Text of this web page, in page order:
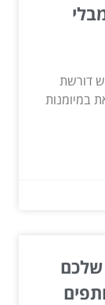
דורשת
במיומנות